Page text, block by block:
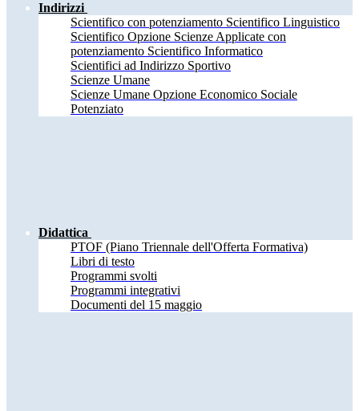
Indirizzi
Scientifico con potenziamento Scientifico Linguistico
Scientifico Opzione Scienze Applicate con
potenziamento Scientifico Informatico
Scientifici ad Indirizzo Sportivo
Scienze Umane
Scienze Umane Opzione Economico Sociale
Potenziato
Didattica
PTOF (Piano Triennale dell'Offerta Formativa)
Libri di testo
Programmi svolti
Programmi integrativi
Documenti del 15 maggio